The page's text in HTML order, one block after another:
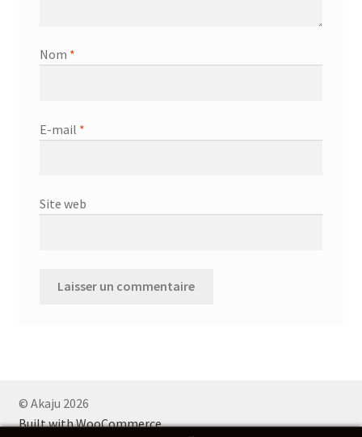
Nom *
E-mail *
Site web
© Akaju 2026
Built with WooCommerce.